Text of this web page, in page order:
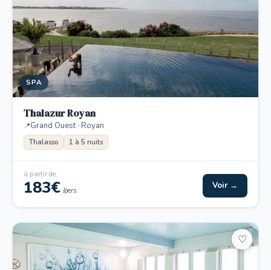
SPA
Thalazur Royan
Grand Ouest · Royan
Thalasso 1 à 5 nuits
à partir de
183€ /pers. Voir →
♡